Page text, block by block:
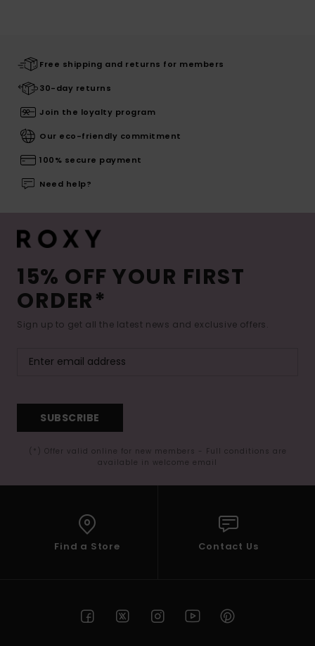
Free shipping and returns for members
30-day returns
Join the loyalty program
Our eco-friendly commitment
100% secure payment
Need help?
15% OFF YOUR FIRST
ORDER*
Sign up to get all the latest news and exclusive offers.
SUBSCRIBE
(*) Offer valid online for new members - Full conditions are
available in welcome email
Find a Store Contact Us